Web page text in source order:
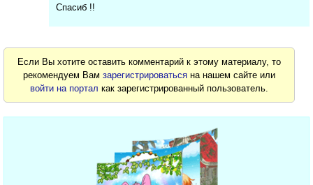
Спасиб !!
Если Вы хотите оставить комментарий к этому материалу, то
рекомендуем Вамзарегистрироваться на нашем сайте или
войти на портал как зарегистрированный пользователь.